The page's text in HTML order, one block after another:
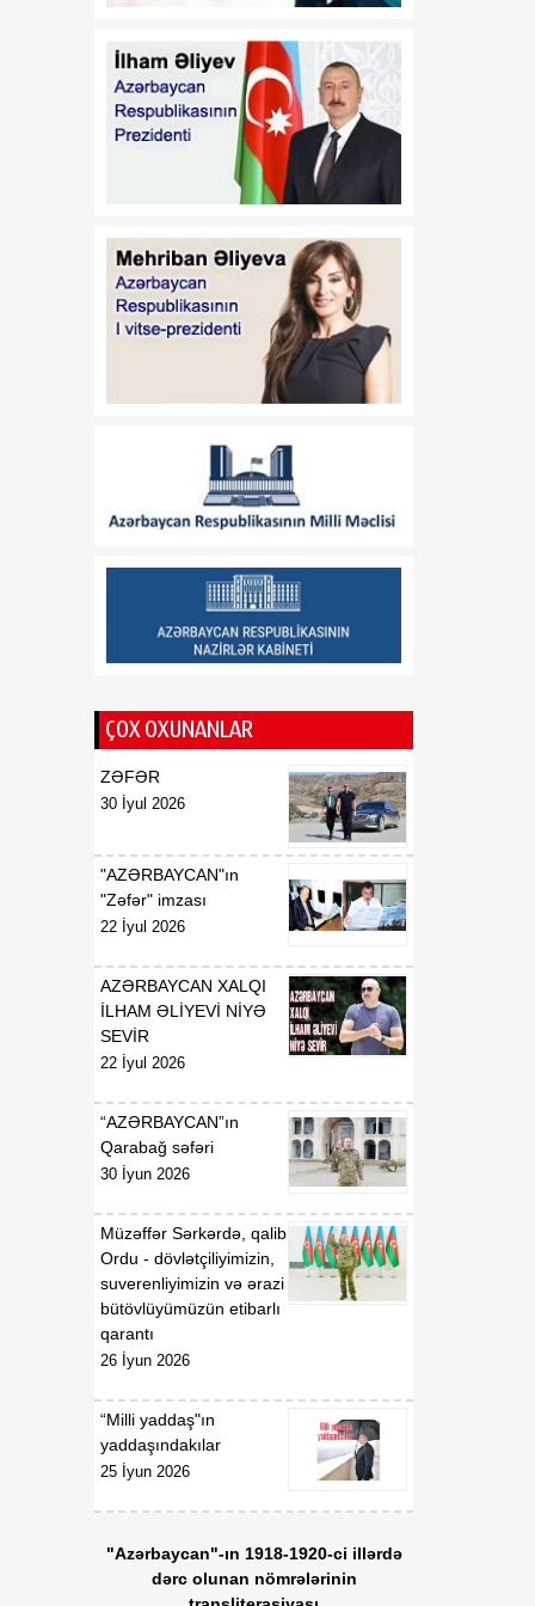
Azərbaycan
14 iyul tarixli 449-VIIQD
nömrəli Qanununun tətbiqi
və bununla əlaqədar bəzi
məsələlərin tənzimlənməsi
İnvestisiya Forumunun
Təşkilat Komitəsinin
yaradılması haqqında
08 Avqust
Respublikasının Elm və
Təhsil və Elm Nazirliyi
arasında illik təhsil
kvotalarının qarşılıqlı
ayrılması haqqında
01:04
08 Avqust
BİLDİRİŞ 00:57
Azərbaycanın xarici
siyasətinin əsasında milli
dayanır
07 Avqust
Azərbaycan
diplomatiyasının növbəti
zəfəri idi
18:23
Tarixi Vaşinqton görüşü:
ABŞ-Azərbaycan
əlaqələrində və Cənubi
Qafqazın sülh
mərhələ
18:22
07 Avqust
Xarici ölkələrin informasiya
şəbəkələrinə hücumlar
edən şəxslər saxlanılıblar
18:20
07 Avqust
Heyvan kəsimi
məntəqələrində
monitorinqlər aparılıb
18:18
07 Avqust
texnologiyalar dilin
qarşısında aciz qala bilər
07 Avqust
Azərbaycan müxtəlif
geosiyasi məkanlar
imkanları olan dövlət
mövqeyini gücləndirir
17:55
07 Avqust
ÇOX OXUNANLAR
ZƏFƏR
30 İyul 2026
"AZƏRBAYCAN"ın
"Zəfər" imzası
22 İyul 2026
AZƏRBAYCAN XALQI
İLHAM ƏLİYEVİ NİYƏ
SEVİR
22 İyul 2026
“AZƏRBAYCAN”ın
Qarabağ səfəri
30 İyun 2026
Müzəffər Sərkərdə, qalib
Ordu - dövlətçiliyimizin,
suverenliyimizin və ərazi
bütövlüyümüzün etibarlı
qarantı
26 İyun 2026
“Milli yaddaş"ın
yaddaşındakılar
25 İyun 2026
"Azərbaycan"-ın 1918-1920-ci illərdə
dərc olunan nömrələrinin